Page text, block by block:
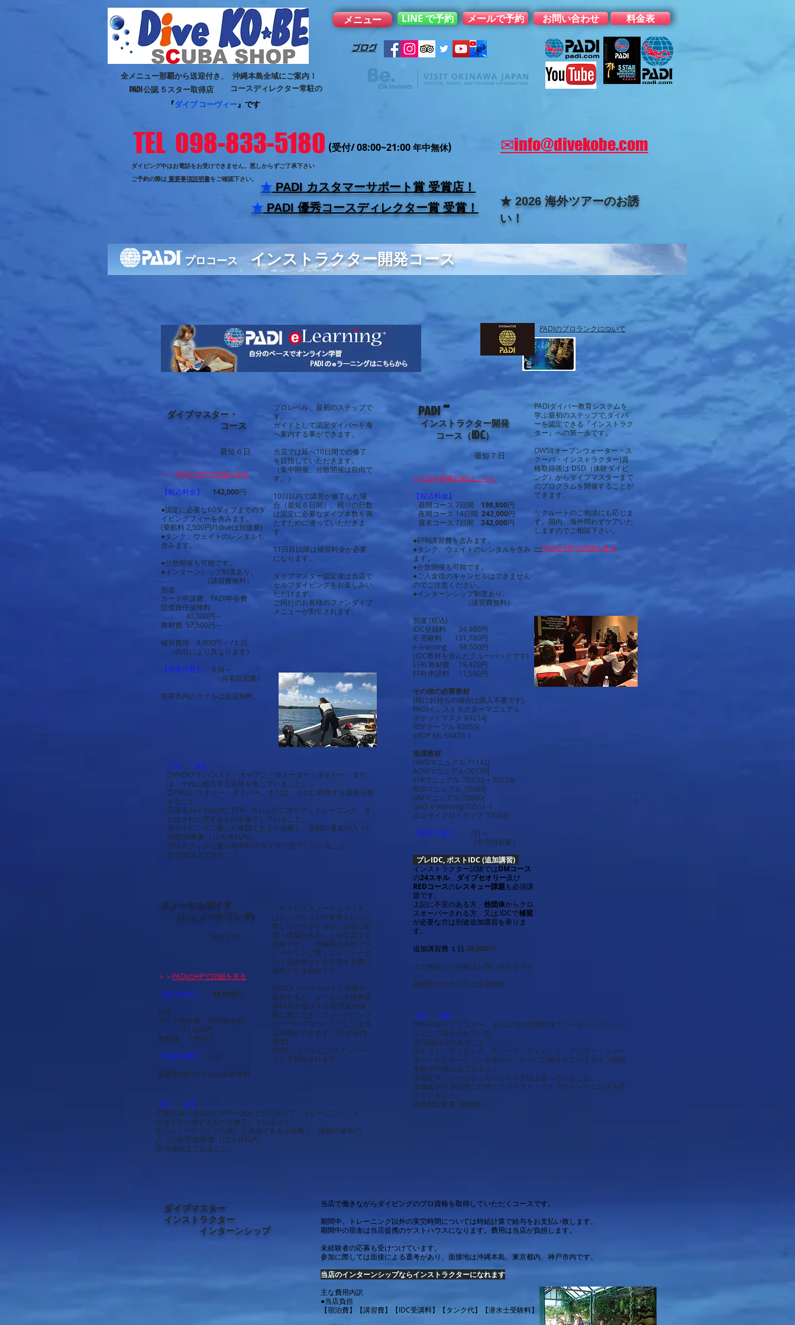
ブログ
全メニュー那覇から送迎付き、
メニュー メールで予約 お問い合わせ 料金表
沖縄本島全域にご案内！
PADI 公認 ５スター取得店
LINE で予約
コースディレクター常駐の
『ダイブ コーヴィー』です
TEL 098-833-5180 (受付/08:00~21:00年中無休)
ダイビング中はお電話をお受けできません。 悪しからずご了承下さい
✉info@divekobe.com
ご予約の際は 重要事項説明書をご確認下さい。
★ PADI カスタマーサポート賞 受賞店！
★ PADI 優秀コースディレクター賞 受賞！
★ 2026 海外ツアーのお誘
い！
プロコース インストラクター開発コース
​PADIのプロランクについて
ダイブマスター・
コース
最短６日
＞＞ PADIのHPで詳細を見る
【税込料金】
142,000円
●認定に必要な60ダイブまでのダ
イビングフィーを含みます。
(乗船料 2,500円/1diveは別途要)
●タンク、ウェイトのレンタルも
含みます。
●分散開催も可能です。
●インターンシップ制度あり。
（講習費無料）
別途
カード申請費、PADI年会費
賠償責任保険料
40,000円～
教材費 57,500円～
補習費用 8,000円～ /１日
（内容により異なります）
【所要日数】
６日～
（自宅自習要）
那覇市内のホテルは送迎無料。
プロレベル、最初のステップで
す。
ガイドとして認定ダイバーを海
へ案内する事ができます。
当店では延べ10日間での修了
を目指していただきます。
（集中開催、分散開催は自由で
す。）
10日以内で講習が修了した場
合（最短６日間）、残りの日数
は認定に必要なダイブ本数を満
たすために潜っていただきま
す。
11日目以降は補習料金が必要
になります。
ダイブマスター認定後は当店で
セルフダイビングをお楽しみい
ただけます。
ご同行のお客様のファンダイブ
メニューが割引されます。
【対 象】
①PADIアドバンスド・オープン・ウォーター・ダイバー、また
は、それに相当する資格を有していること。
②PADIレスキュー・ダイバー、または、それに相当する資格を有
すること。
③過去24ヶ月以内にEFR一次および二次ケア・トレーニング、ま
たはそれに準ずるものを修了していること。
④ダイビングに適した体調であるか診断し、医師の署名の入った
病歴/診断書（12カ月以内）
⑤ログブックに最小限40回のダイブが完了していること。
⑥18歳以上であること。
スノーケルガイド
(シュノーケリング)
​ 最短２日
＞＞ PADIのHPで詳細を見る
【税込料金】
68,000円
別途
カード申請費、PADI年会費
12,650円
教材費 1,950円
【所要日数】
２日
那覇市内のホテルは送迎無料。
「ＰＡＤＩスノーケルガイド」
はスノーケリング事業を行うに
際してガイドするのに必要な知
識・技能があることを認定する
資格です。 沖縄県の条例でス
ノーケリング業・プレジャーボ
ート提供業などを申請する際に
必要となる資格です。
PADIスノーケルガイド資格を
取得すると、ダイビング指導団
体PADIが提供する賠償責任保
険に加入でき、スノーケリング
ツアーのプロガイドとして正式
な活動ができます。(日本国内
限定)
PADI ジャパンにプロメンバー
として登録されます。
PADI
インストラクター開発
コース（IDC）
最短７日
>>2024 開催日程はこちら
【税込料金】
昼間コース 7日間 198,800円
夜間コース 14日間 242,000円
週末コース 7日間
242,000円
●EFRI講習費を含みます。
●タンク、ウェイトのレンタルを含み
ます。
●分散開催も可能です。
​●ご入金後のキャンセルはできません
のでご注意ください。
●インターンシップ制度あり。
（講習費無料）
別途 (税込)
IDC登録料 34,980円
IE 受験料 131,780円
e-learning 98,500円
(IDC教材を含んだクルーパックです)
EFRI 教材費 19,420円
EFRI 申請料 11,550円
その他の必要教材
(既にお持ちの場合は購入不要です)
PADIインストラクターマニュアル
ポケットマスク 89214J
RDPテーブル 92055J
eRDP ML 60470-1
推奨教材
OWDマニュアル 71142J
AOWマニュアル 70139J
EFRマニュアル 70370J + 70179J
REDマニュアル 70080J
DMマニュアル 70090J
DAD e-learning 70551-1
エンサイクロペディア 70034J
【所要日数】
7日～
（自宅自習要）
プレIDC, ポストIDC (追加講習)
インストラクター試験ではDMコース
の24スキル、 ダイブセオリー及び
REDコースのレスキュー課題も必須課
題です。
上記に不安のある方、 他団体からクロ
スオーバーされる方、又は IDCで補習
が必要な方は別途追加講習を承りま
す。
追加講習費 １日 28,000円
その他詳しい内容はお問い合わせ下さ
い
那覇市内のホテルは送迎無料
PADIダイバー教育システムを
学ぶ最初のステップで,ダイバ
ーを認定できる『インストラク
ター』への第一歩です。
OWSI(オープンウォーター・ス
クーバ・インストラクター)資
格取得後は DSD（体験ダイビ
ング）からダイブマスターまで
のプログラムを開催することが
できます。
リクルートのご相談にも応じま
す。国内、海外問わずケアいた
しますのでご相談下さい。
>>PADIのHPで詳細を見る
【対 象】
①PADIダイブマスター、または他の指導団体でリーダシップ・レベ
ルとして認定されている。
②18歳以上であること。
③ナイト・ダイビング、ディープ・ダイビング、アンダー・ウォー
ター・ナビゲーションを含めた、ログに記載されているダイブ経験
本数が60本以上であること。
④認定ダイバーになってから６ヶ月以上経っていること。
⑤過去24ヶ月以内にCPRとファースト・エイドのトレーニングを受
けていること。
⑥病歴診断書 (原紙要)
【対 象】
①過去24ヶ月以内にEFR一次および二次ケア・トレーニング、ま
たはそれに準ずるものを修了していること。
②シュノーケリングに適した体調であるか診断し、医師の署名の
入った病歴/診断書（12カ月以内）
③18歳以上であること。
ダイブマスター
インストラクター
インターンシップ
当店で働きながらダイビングのプロ資格を取得していただくコースです。
期間中、トレーニング以外の実労時間については時給計算で給与をお支払い致します。
期間中の宿舎は当店提携のゲストハウスになります。費用は当店が負担します。
未経験者の応募も受けつけています。
参加に際しては面接による選考があり、面接地は沖縄本島、東京都内、神戸市内です。
当店のインターンシップならインストラクターになれます
主な費用内訳
●当店負担
【宿泊費】【講習費】【IDC受講料】【タンク代】【潜水士受験料】